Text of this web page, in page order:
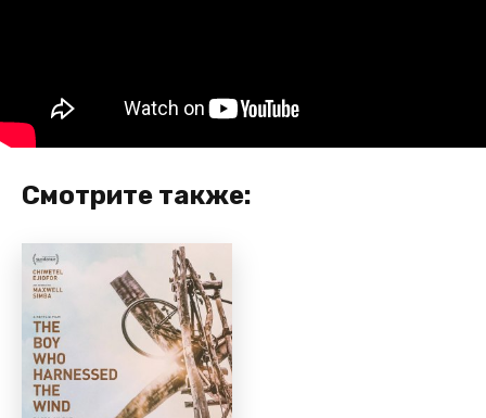
Смотрите также: